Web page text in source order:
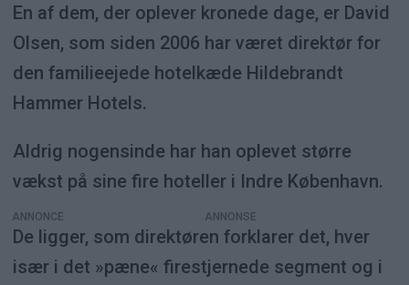
En af dem, der oplever kronede dage, er David
Olsen, som siden 2006 har været direktør for
den familieejede hotelkæde Hildebrandt
Hammer Hotels.
Aldrig nogensinde har han oplevet større
vækst på sine fire hoteller i Indre København.
ANNONCE
De ligger, som direktøren forklarer det, hver
især i det »pæne« firestjernede segment og i